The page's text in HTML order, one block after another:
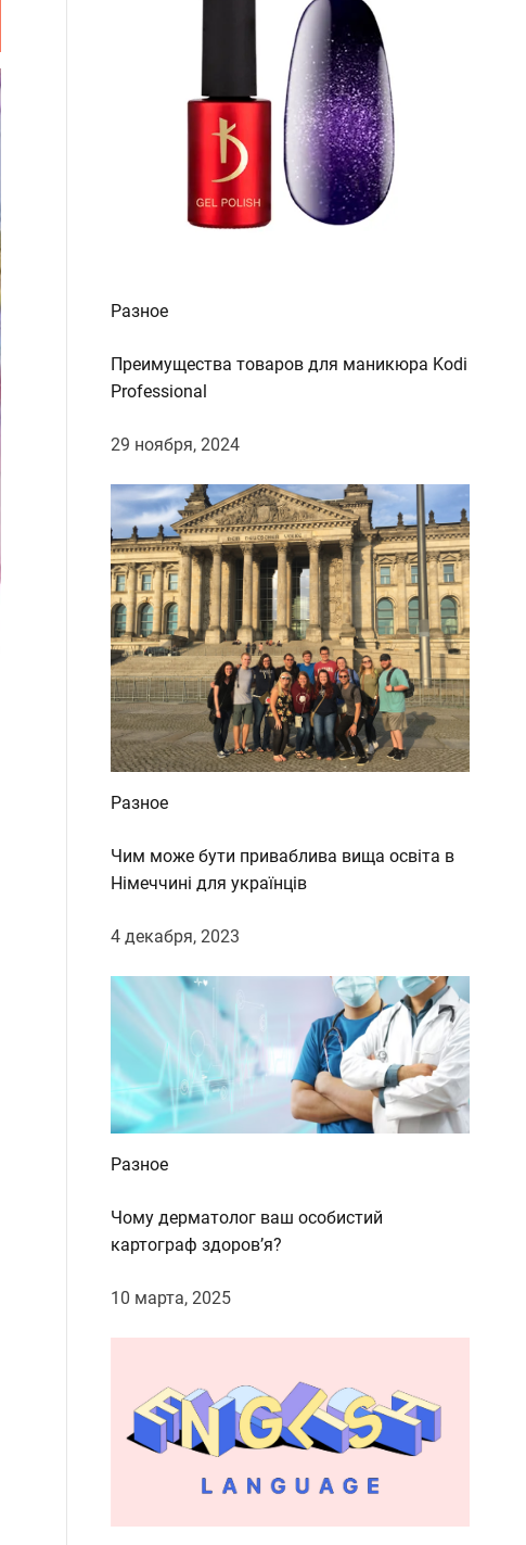
d
e
Разное
Преимущества товаров для маникюра Kodi
Professional
29 ноября, 2024
Разное
Чим може бути приваблива вища освіта в
Німеччині для українців
4 декабря, 2023
Разное
Чому дерматолог ваш особистий
картограф здоров’я?
10 марта, 2025